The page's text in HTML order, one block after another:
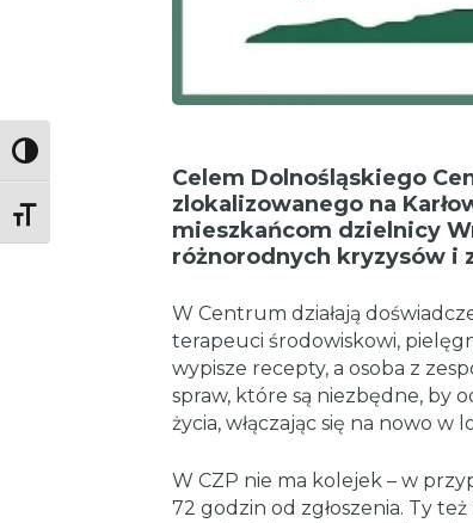
Toggle High Contrast
Toggle Font size
Celem Dolnośląskiego
zlokalizowanego na
mieszkańcom dzielnicy
różnorodnych kryzysów i
W Centrum działają
terapeuci środowiskowi,
wypisze recepty, a osoba z
spraw, które są niezbędne, by
życia, włączając się na nowo w
W CZP nie ma kolejek – w
72 godzin od zgłoszenia. Ty